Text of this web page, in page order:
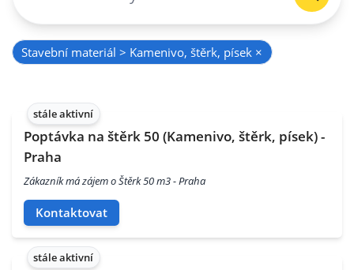
Stavební materiál > Kamenivo, štěrk, písek ×
stále aktivní
Poptávka na štěrk 50 (Kamenivo, štěrk, písek) -
Praha
Zákazník má zájem o Štěrk 50 m3 - Praha
Kontaktovat
stále aktivní